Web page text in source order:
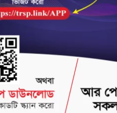
Delivery & Return
যত ভালো ধারণা থাকবে তত সহজেই তুমি
মাধ্যমে আয়ত্তে আনতে পারো। এছাড়াও